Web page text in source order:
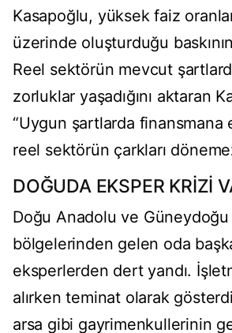
Kasapoğlu, yüksek faiz
üzerinde oluşturduğu
Reel sektörün mevcut
zorluklar yaşadığını aktaran
“Uygun şartlarda finansmana
reel sektörün çarkları
DOĞUDA EKSPER KRİZİ
Doğu Anadolu ve
bölgelerinden gelen oda
eksperlerden dert yandı.
alırken teminat olarak
arsa gibi gayrimenkullerinin